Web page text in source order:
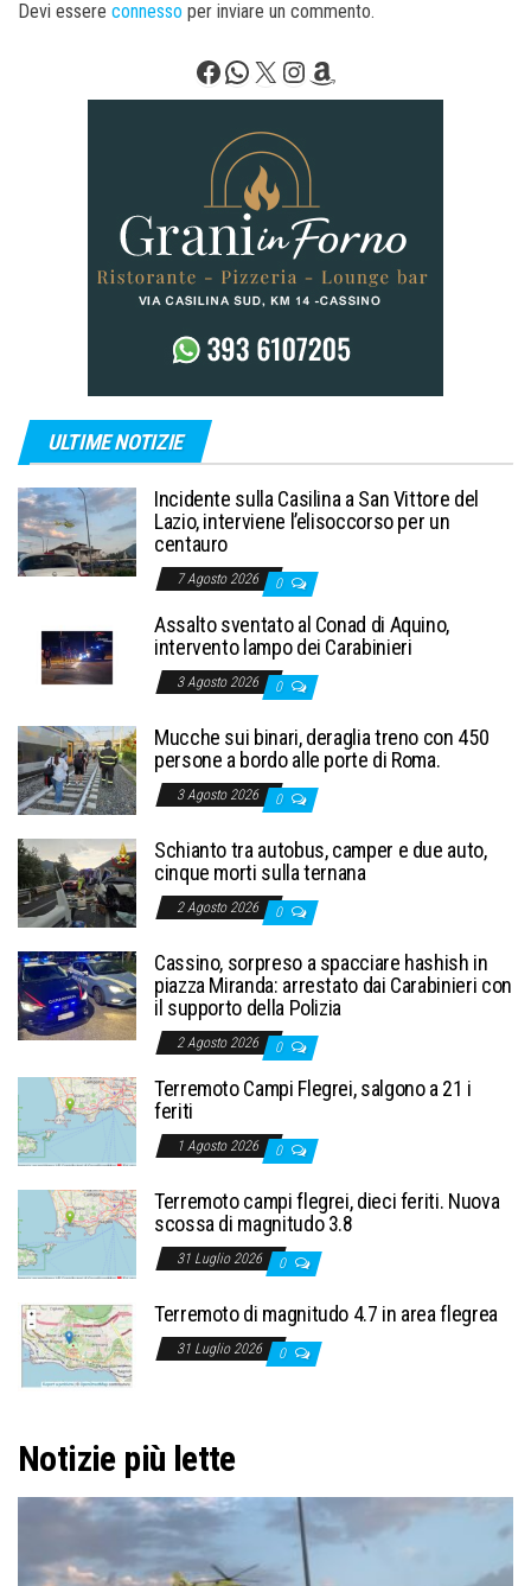
Devi essere connesso per inviare un commento.
Facebook
WhatsApp
X Instagram
Amazon
ULTIME NOTIZIE
Incidente sulla Casilina a San Vittore del
Lazio, interviene l’elisoccorso per un
centauro
7 Agosto 2026 0
Assalto sventato al Conad di Aquino,
intervento lampo dei Carabinieri
3 Agosto 2026 0
Mucche sui binari, deraglia treno con 450
persone a bordo alle porte di Roma.
3 Agosto 2026 0
Schianto tra autobus, camper e due auto,
cinque morti sulla ternana
2 Agosto 2026 0
Cassino, sorpreso a spacciare hashish in
piazza Miranda: arrestato dai Carabinieri con
il supporto della Polizia
2 Agosto 2026 0
Terremoto Campi Flegrei, salgono a 21 i
feriti
1 Agosto 2026 0
Terremoto campi flegrei, dieci feriti. Nuova
scossa di magnitudo 3.8
31 Luglio 2026 0
Terremoto di magnitudo 4.7 in area flegrea
31 Luglio 2026 0
Notizie più lette